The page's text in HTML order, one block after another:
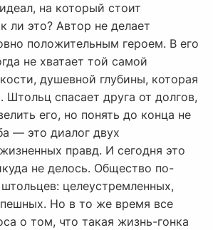
на который стоит
ли это? Автор не делает
положительным героем. В его
не хватает той самой
душевной глубины, которая
Штольц спасает друга от долгов,
его, но понять до конца не
— это диалог двух
правд. И сегодня это
не делось. Общество по-
целеустремленных,
Но в то же время все
о том, что такая жизнь-гонка